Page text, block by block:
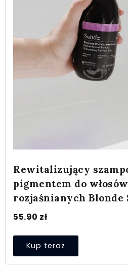
Rewitalizujący
pigmentem do
rozjaśnianych Blonde
55.90 zł
Kup teraz